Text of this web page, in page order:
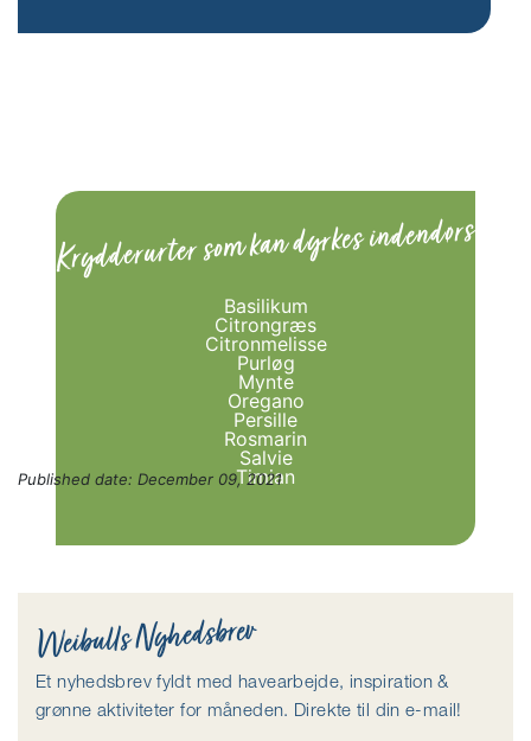
Krydderurter som kan dyrkes indendørs
Basilikum
Citrongræs
Citronmelisse
Purløg
Mynte
Oregano
Persille
Rosmarin
Salvie
Timian
Weibulls Nyhedsbrev
Et nyhedsbrev fyldt med havearbejde, inspiration &
grønne aktiviteter for måneden. Direkte til din e-mail!
Published date: December 09, 2021